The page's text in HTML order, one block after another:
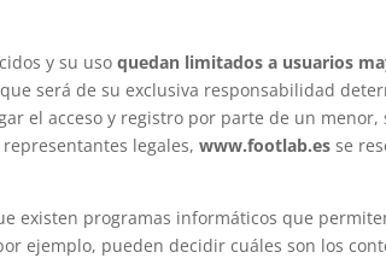
y su usoquedan limitados a usuarios
será de su exclusiva responsabilidad
el acceso y registro por parte de un
legales,www.footlab.es se
existen programas informáticos que
ejemplo, pueden decidir cuáles son los